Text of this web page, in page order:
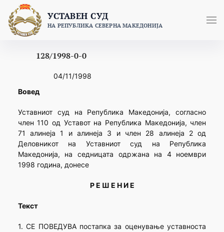
content
УСТАВЕН СУД
НА РЕПУБЛИКА СЕВЕРНА МАКЕДОНИЈА
128/1998-0-0
04/11/1998
Вовед
Уставниот суд на Република Македонија, согласно
член 110 од Уставот на Република Македонија, член
71 алинеја 1 и алинеја 3 и член 28 алинеја 2 од
Деловникот на Уставниот суд на Република
Македонија, на седницата одржана на 4 ноември
1998 година, донесе
Р Е Ш Е Н И Е
Текст
1. СЕ ПОВЕДУВА постапка за оценување уставноста